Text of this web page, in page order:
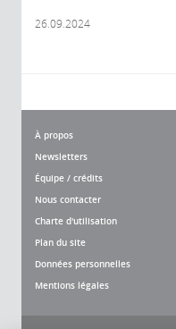
26.09.2024
À propos
Newsletters
Équipe / crédits
Nous contacter
Charte d'utilisation
Plan du site
Données personnelles
Mentions légales